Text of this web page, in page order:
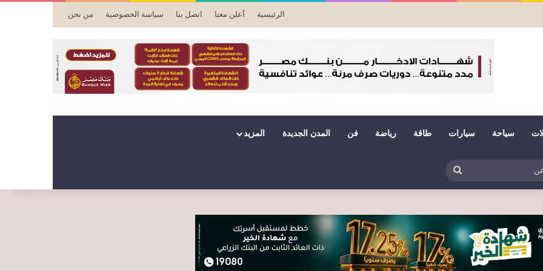
الرئيسية أعلن معنا اتصل بنا سياسة الخصوصية من نحن
سياحة سيارات طاقة رياضة فن المدن الجديدة المزيد
عن